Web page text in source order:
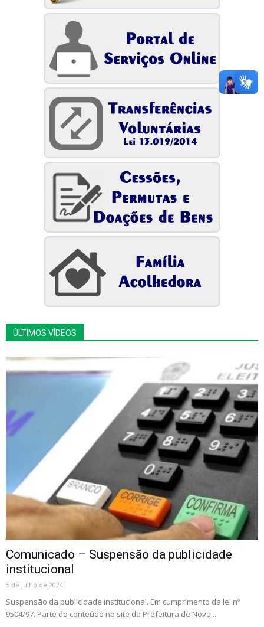
ÚLTIMOS VÍDEOS
Comunicado – Suspensão da publicidade
institucional
5 de julho de 2024
Suspensão da publicidade institucional. Em cumprimento da lei nº
9504/97. Parte do conteúdo no site da Prefeitura de Nova...